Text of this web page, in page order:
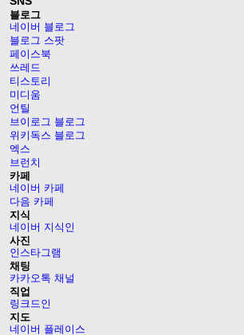
블로그
네이버 블로그
블로그 스팟
페이스북
쓰레드
티스토리
미디움
언틸
브이로그 블로그
위키독스 블로그
엑스
브런치
카페
네이버 카페
다음 카페
지식
네이버 지식인
사진
인스타그램
채팅
카카오톡 채널
직업
링크드인
지도
네이버 플레이스